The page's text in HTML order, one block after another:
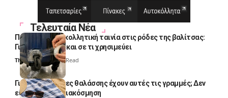
Τελευταία Νέα
Πολλοί βάζουν κολλητική ταινία στις ρόδες της βαλίτσας:
Γιατί το κάνουν και σε τι χρησιμεύει
Thali Ombre4 Min Read
Γιατί οι πετσέτες θαλάσσης έχουν αυτές τις γραμμές; Δεν
είναι μόνο για διακόσμηση